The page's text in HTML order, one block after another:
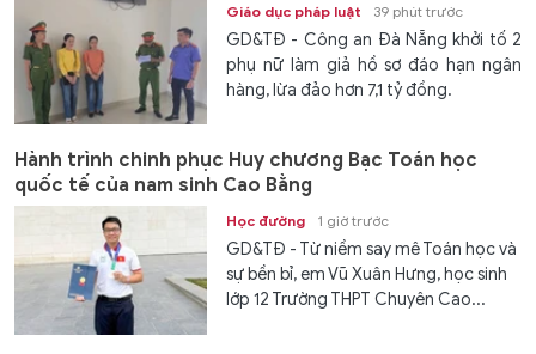
Giáo dục pháp luật 39 phút trước
GD&TĐ - Công an Đà Nẵng khởi tố 2
phụ nữ làm giả hồ sơ đáo hạn ngân
hàng, lừa đảo hơn 7,1 tỷ đồng.
Hành trình chinh phục Huy chương Bạc Toán học
quốc tế của nam sinh Cao Bằng
Học đường 1 giờ trước
GD&TĐ - Từ niềm say mê Toán học và
sự bền bỉ, em Vũ Xuân Hưng, học sinh
lớp 12 Trường THPT Chuyên Cao...